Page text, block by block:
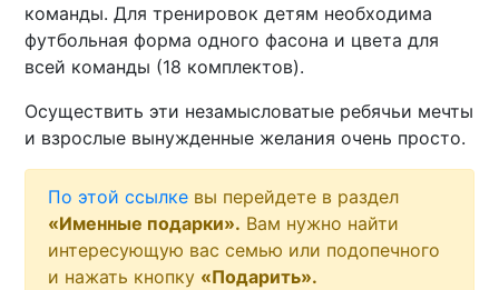
команды. Для тренировок детям необходима
футбольная форма одного фасона и цвета для
всей команды (18 комплектов).
Осуществить эти незамысловатые ребячьи мечты
и взрослые вынужденные желания очень просто.
По этой ссылке вы перейдете в раздел
«Именные подарки». Вам нужно найти
интересующую вас семью или подопечного
и нажать кнопку «Подарить».